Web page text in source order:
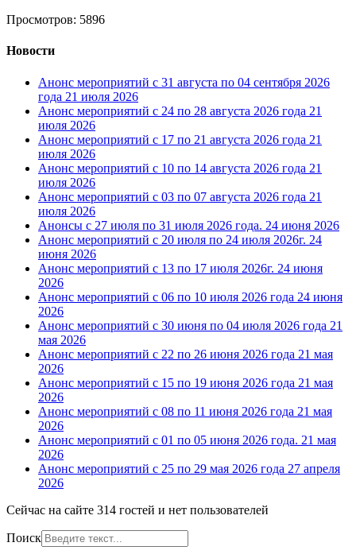
Просмотров: 5896
Новости
Анонс мероприятий с 31 августа по 04 сентября 2026
года 21 июля 2026
Анонс мероприятий с 24 по 28 августа 2026 года 21
июля 2026
Анонс мероприятий с 17 по 21 августа 2026 года 21
июля 2026
Анонс мероприятий с 10 по 14 августа 2026 года 21
июля 2026
Анонс мероприятий с 03 по 07 августа 2026 года 21
июля 2026
Анонсы с 27 июля по 31 июля 2026 года. 24 июня 2026
Анонс мероприятий с 20 июля по 24 июля 2026г. 24
июня 2026
Анонс мероприятий с 13 по 17 июля 2026г. 24 июня
2026
Анонс мероприятий с 06 по 10 июля 2026 года 24 июня
2026
Анонс мероприятий с 30 июня по 04 июля 2026 года 21
мая 2026
Анонс мероприятий с 22 по 26 июня 2026 года 21 мая
2026
Анонс мероприятий с 15 по 19 июня 2026 года 21 мая
2026
Анонс мероприятий с 08 по 11 июня 2026 года 21 мая
2026
Анонс мероприятий с 01 по 05 июня 2026 года. 21 мая
2026
Анонс мероприятий с 25 по 29 мая 2026 года 27 апреля
2026
Сейчас на сайте 314 гостей и нет пользователей
Поиск